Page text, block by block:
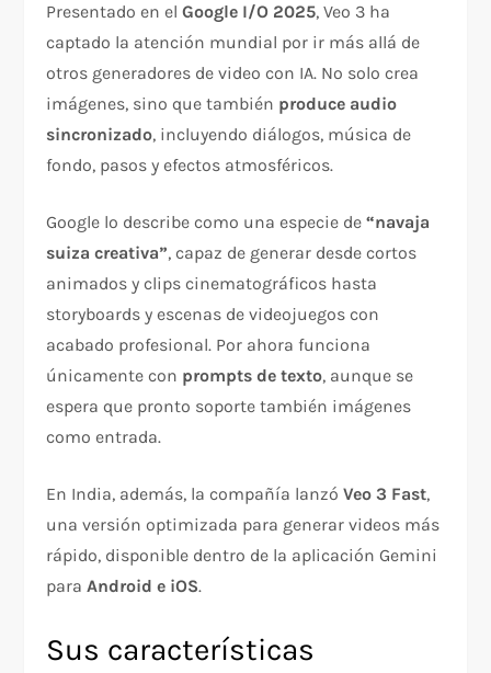
Presentado en elGoogle I/O 2025, Veo 3 ha
captado la atención mundial por ir más allá de
otros generadores de video con IA. No solo crea
imágenes, sino que también produce audio
sincronizado, incluyendo diálogos, música de
fondo, pasos y efectos atmosféricos.
Google lo describe como una especie de“navaja
suiza creativa”, capaz de generar desde cortos
animados y clips cinematográficos hasta
storyboards y escenas de videojuegos con
acabado profesional. Por ahora funciona
únicamente con prompts de texto, aunque se
espera que pronto soporte también imágenes
como entrada.
En India, además, la compañía lanzóVeo 3 Fast,
una versión optimizada para generar videos más
rápido, disponible dentro de la aplicación Gemini
paraAndroid e iOS.
Sus características